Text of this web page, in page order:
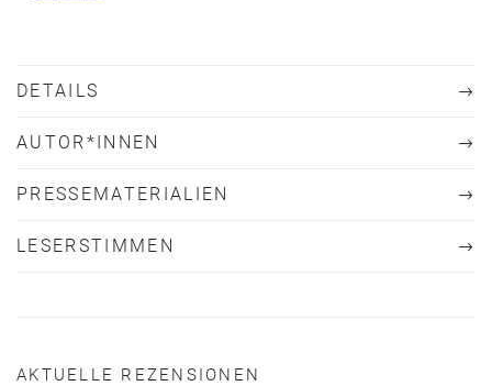
DETAILS
AUTOR*INNEN
PRESSEMATERIALIEN
LESERSTIMMEN
AKTUELLE REZENSIONEN